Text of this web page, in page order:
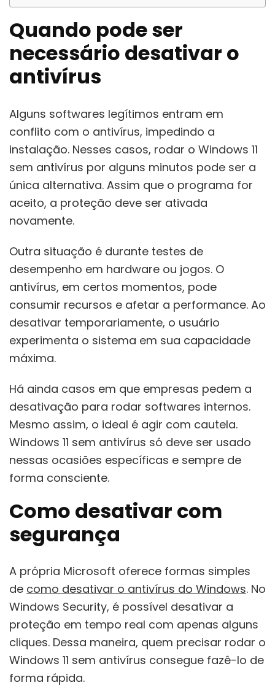
Quando pode ser
necessário desativar o
antivírus
Alguns softwares legítimos entram em
conflito com o antivírus, impedindo a
instalação. Nesses casos, rodar o Windows 11
sem antivírus por alguns minutos pode ser a
única alternativa. Assim que o programa for
aceito, a proteção deve ser ativada
novamente.
Outra situação é durante testes de
desempenho em hardware ou jogos. O
antivírus, em certos momentos, pode
consumir recursos e afetar a performance. Ao
desativar temporariamente, o usuário
experimenta o sistema em sua capacidade
máxima.
Há ainda casos em que empresas pedem a
desativação para rodar softwares internos.
Mesmo assim, o ideal é agir com cautela.
Windows 11 sem antivírus só deve ser usado
nessas ocasiões específicas e sempre de
forma consciente.
Como desativar com
segurança
A própria Microsoft oferece formas simples
de como desativar o antivírus do Windows. No
Windows Security, é possível desativar a
proteção em tempo real com apenas alguns
cliques. Dessa maneira, quem precisar rodar o
Windows 11 sem antivírus consegue fazê-lo de
forma rápida.